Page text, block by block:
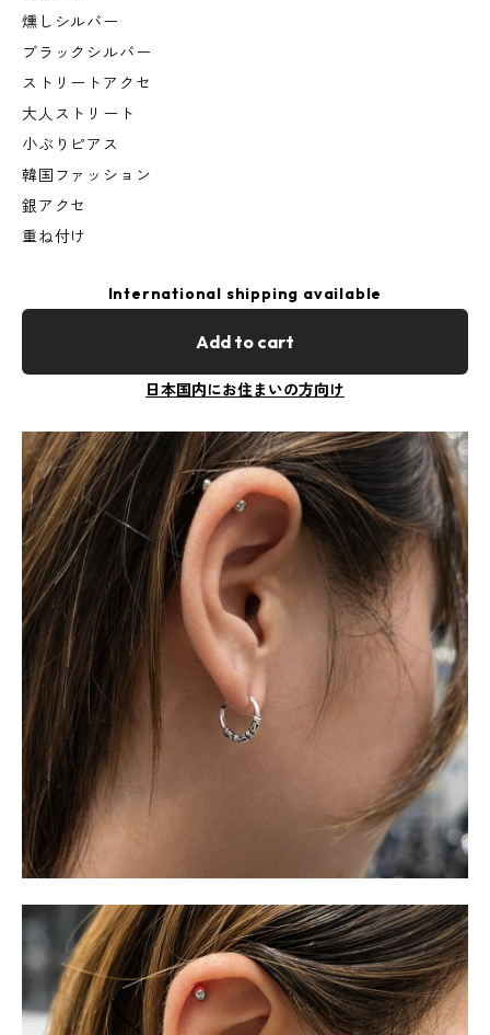
燻しシルバー
ブラックシルバー
ストリートアクセ
大人ストリート
小ぶりピアス
韓国ファッション
銀アクセ
重ね付け
International shipping available
Add to cart
日本国内にお住まいの方向け